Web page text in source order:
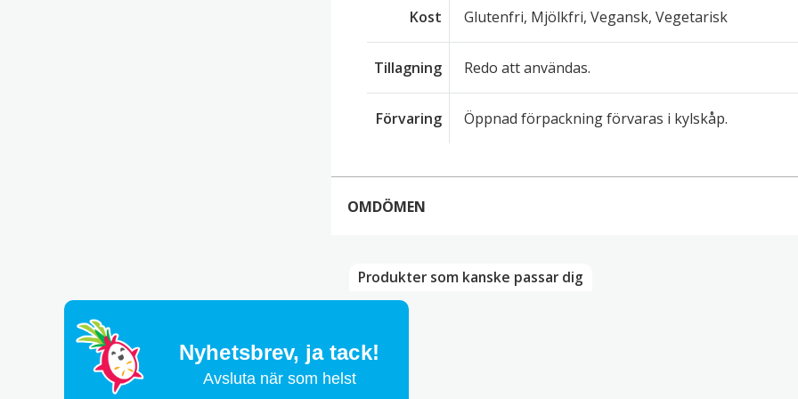
Kost Glutenfri, Mjölkfri, Vegansk, Vegetarisk
Tillagning Redo att användas.
Förvaring Öppnad förpackning förvaras i kylskåp.
OMDÖMEN
Det finns inga recensioner än.
Din e-postadress kommer inte publiceras.
Produkter som kanske passar dig
Nyhetsbrev, ja tack!
Avsluta när som helst